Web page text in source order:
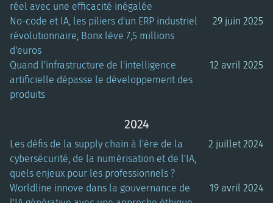
réel avec une efficacité inégalée
No-code et IA, les piliers d'un ERP industriel
révolutionnaire, Bonx lève 7,5 millions
d'euros
29 juin 2025
Quand l'infrastructure de l'intelligence
artificielle dépasse le développement des
produits
12 avril 2025
2024
Les défis de la supply chain à l'ère de la
cybersécurité, de la numérisation et de l'IA,
quels enjeux pour les professionnels ?
2 juillet 2024
Worldline innove dans la gouvernance de
19 avril 2024